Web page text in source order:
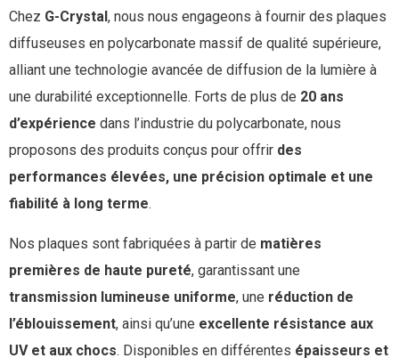
Chez G-Crystal, nous nous engageons à fournir des plaques
diffuseuses en polycarbonate massif de qualité supérieure,
alliant une technologie avancée de diffusion de la lumière à
une durabilité exceptionnelle. Forts de plus de 20 ans
d’expérience dans l’industrie du polycarbonate, nous
proposons des produits conçus pour offrir des
performances élevées, une précision optimale et une
fiabilité à long terme.
Nos plaques sont fabriquées à partir de matières
premières de haute pureté, garantissant une
transmission lumineuse uniforme, une réduction de
l’éblouissement, ainsi qu’une excellente résistance aux
UV et aux chocs. Disponibles en différentes épaisseurs et